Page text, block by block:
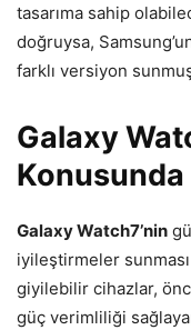
tasarıma sahip
doğruysa,
farklı versiyon
Galaxy
Konusunda
Galaxy Watch7’nin
iyileştirmeler
giyilebilir cihazlar,
güç verimliliği